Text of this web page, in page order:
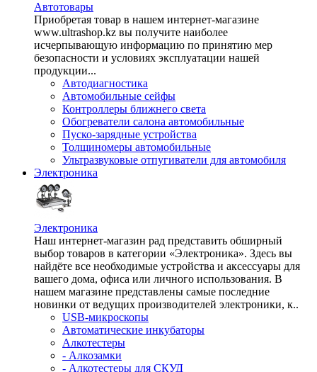
Автотовары
Приобретая товар в нашем интернет-магазине
www.ultrashop.kz вы получите наиболее
исчерпывающую информацию по принятию мер
безопасности и условиях эксплуатации нашей
продукции...
Автодиагностика
Автомобильные сейфы
Контроллеры ближнего света
Обогреватели салона автомобильные
Пуско-зарядные устройства
Толщиномеры автомобильные
Ультразвуковые отпугиватели для автомобиля
Электроника
Электроника
Наш интернет-магазин рад представить обширный
выбор товаров в категории «Электроника». Здесь вы
найдёте все необходимые устройства и аксессуары для
вашего дома, офиса или личного использования. В
нашем магазине представлены самые последние
новинки от ведущих производителей электроники, к..
USB-микроскопы
Автоматические инкубаторы
Алкотестеры
- Алкозамки
- Алкотестеры для СКУД